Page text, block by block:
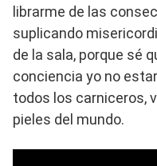
librarme de las
suplicando
de la sala, porque sé
conciencia yo no
todos los carniceros,
pieles del mundo.